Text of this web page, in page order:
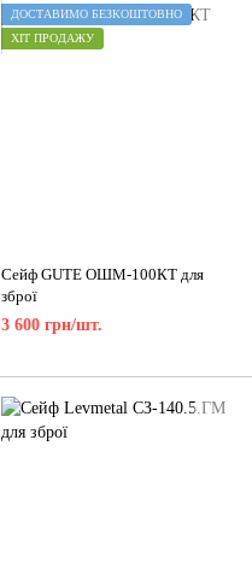
ДОСТАВИМО БЕЗКОШТОВНО
ХІТ ПРОДАЖУ
Сейф GUTE ОШМ-100КТ для
зброї
3 600 грн/шт.